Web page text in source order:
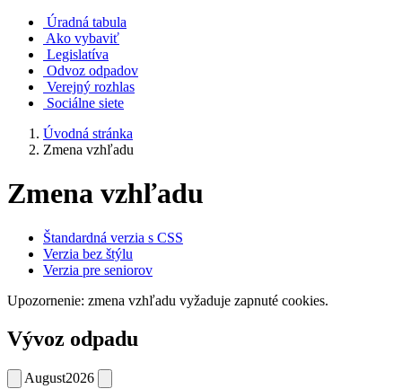
Úradná tabula
Ako vybaviť
Legislatíva
Odvoz odpadov
Verejný rozhlas
Sociálne siete
Úvodná stránka
Zmena vzhľadu
Zmena vzhľadu
Štandardná verzia s CSS
Verzia bez štýlu
Verzia pre seniorov
Upozornenie: zmena vzhľadu vyžaduje zapnuté cookies.
Vývoz odpadu
August2026